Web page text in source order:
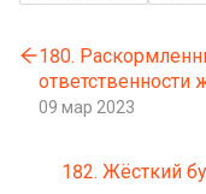
180.
ответственности
09 мар 2023
182. Жёсткий